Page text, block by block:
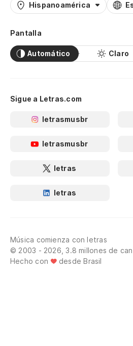
Hispanoamérica
Pantalla
Automático Claro
Sigue a Letras.com
letrasmusbr
letrasmusbr
letras
letras
Música comienza con letras
© 2003 - 2026, 3.8 millones de
Hecho con
desde Brasil